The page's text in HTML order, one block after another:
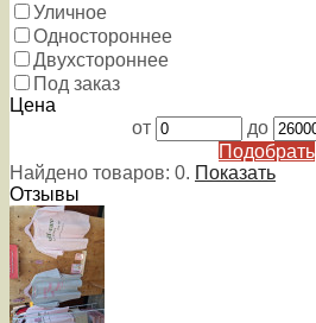
Уличное
Одностороннее
Двухстороннее
Под заказ
Цена
от
до
Подобрать
Найдено товаров: 0. Показать
Отзывы